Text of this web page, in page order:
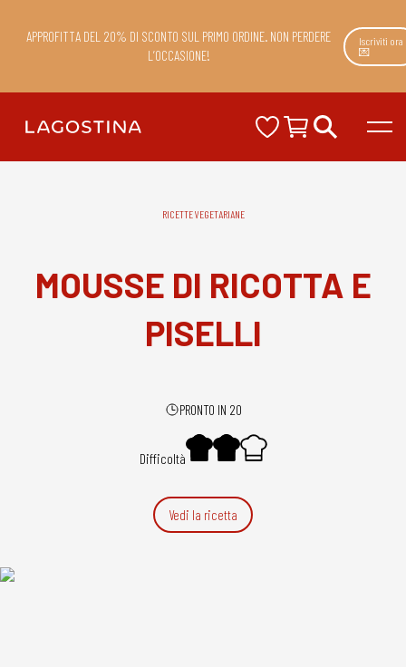
APPROFITTA DEL 20% DI SCONTO SUL PRIMO ORDINE. NON PERDERE
L’OCCASIONE!
Iscriviti ora
💌
RICETTE VEGETARIANE
MOUSSE DI RICOTTA E
PISELLI
PRONTO IN 20
Difficoltà
Vedi la ricetta